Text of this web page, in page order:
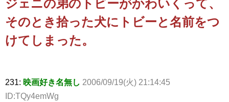
ジェニの弟のトビーがかわいくって、
そのとき拾った犬にトビーと名前をつ
けてしまった。
231: 映画好き名無し 2006/09/19(火) 21:14:45
ID:TQy4emWg